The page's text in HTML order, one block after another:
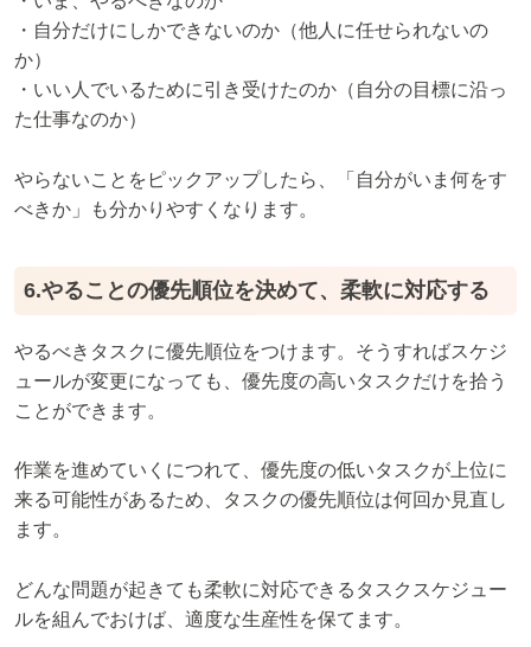
・自分だけにしかできないのか（他人に任せられないの
か）
・いい人でいるために引き受けたのか（自分の目標に沿っ
た仕事なのか）
やらないことをピックアップしたら、「自分がいま何をす
べきか」も分かりやすくなります。
6.やることの優先順位を決めて、柔軟に対応する
やるべきタスクに優先順位をつけます。そうすればスケジ
ュールが変更になっても、優先度の高いタスクだけを拾う
ことができます。
作業を進めていくにつれて、優先度の低いタスクが上位に
来る可能性があるため、タスクの優先順位は何回か見直し
ます。
どんな問題が起きても柔軟に対応できるタスクスケジュー
ルを組んでおけば、適度な生産性を保てます。